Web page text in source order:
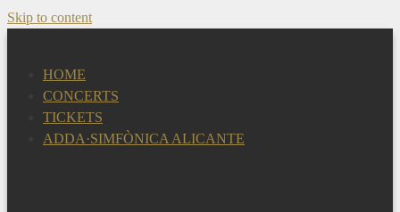
Skip to content
HOME
CONCERTS
TICKETS
ADDA·SIMFÒNICA ALICANTE